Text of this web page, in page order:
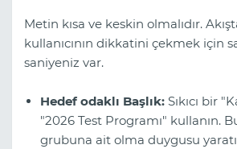
Metin kısa ve keskin olmalıdır.
kullanıcının dikkatini çekmek için
saniyeniz var.
Hedef odaklı Başlık: Sıkıcı bir
"2026 Test Programı" kullanın.
grubuna ait olma duygusu